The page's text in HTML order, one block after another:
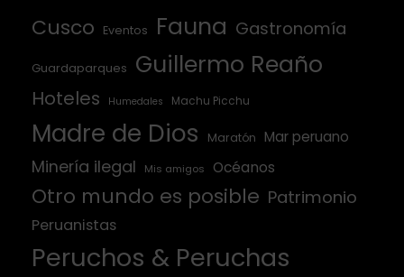
Cusco Eventos Fauna Gastronomía
Guardaparques Guillermo Reaño
Hoteles Humedales Machu Picchu
Madre de Dios Maratón Mar peruano
Minería ilegal Mis amigos Océanos
Otro mundo es posible Patrimonio
Peruanistas
Peruchos & Peruchas